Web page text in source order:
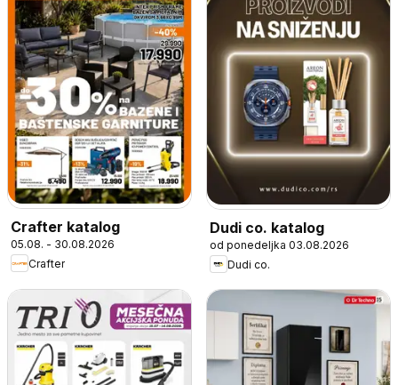
Crafter katalog
05.08. - 30.08.2026
Crafter
Dudi co. katalog
od ponedeljka 03.08.2026
Dudi co.